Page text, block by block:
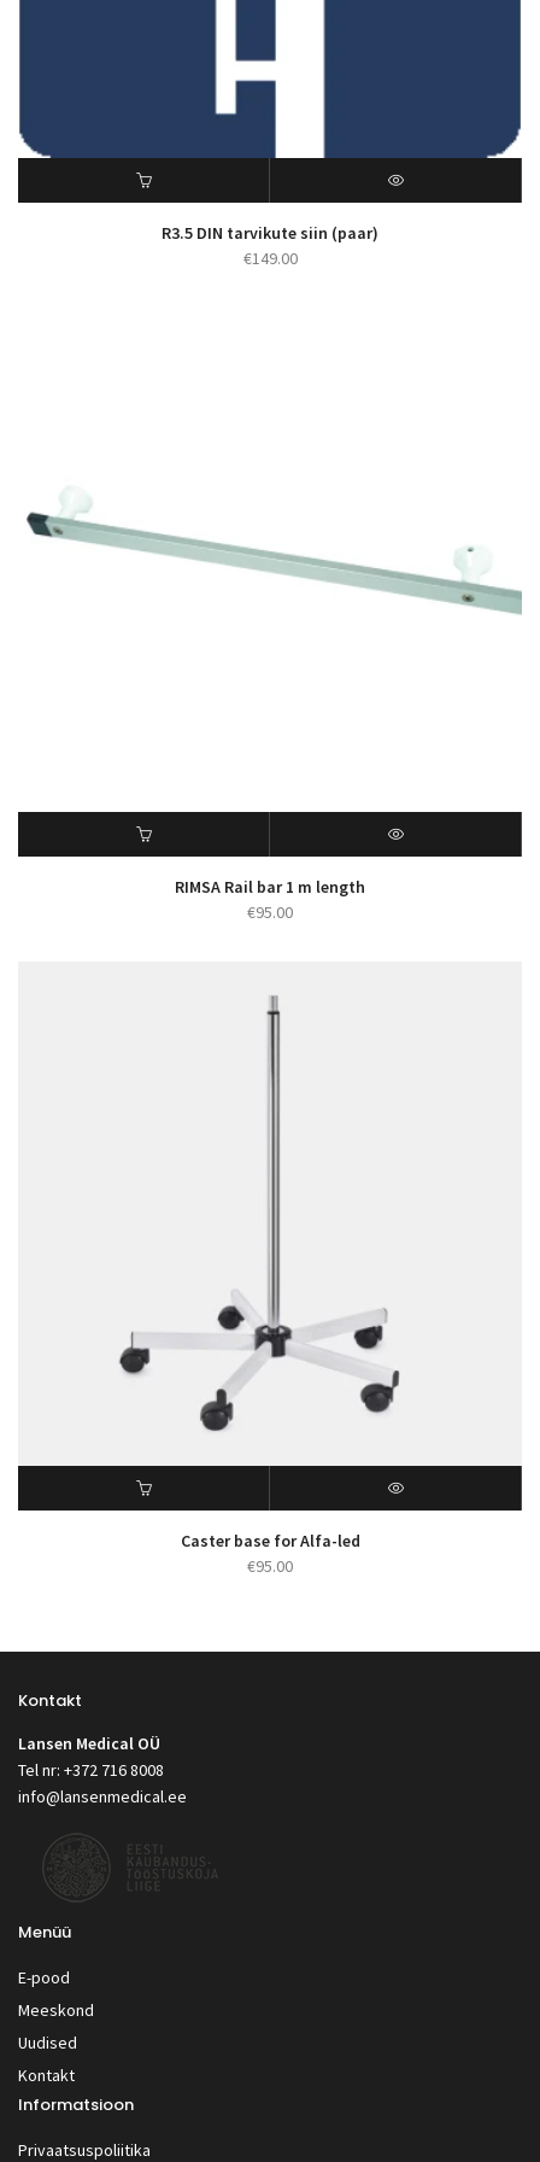
R3.5 DIN tarvikute siin (paar)
€149.00
RIMSA Rail bar 1 m length
€95.00
Caster base for Alfa-led
€95.00
Kontakt
Lansen Medical OÜ
Tel nr: +372 716 8008
info@lansenmedical.ee
Menüü
E-pood
Meeskond
Uudised
Kontakt
Informatsioon
Privaatsuspoliitika